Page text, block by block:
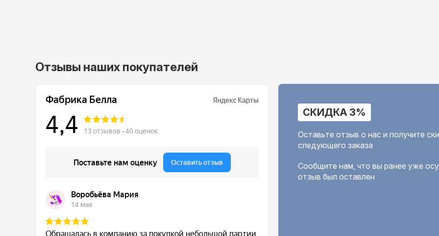
Отзывы наших покупателей
СКИДКА 3%
Оставьте отзыв о нас и получите
следующего заказа
Сообщите нам, что вы ранее уже
отзыв был оставлен